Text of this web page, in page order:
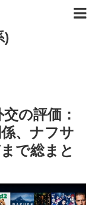
)
の評価：
、ナフサ
で総まと